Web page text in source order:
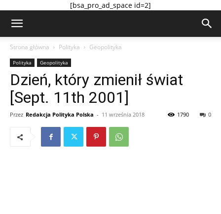
[bsa_pro_ad_space id=2]
Strona główna Polityka Geopolityka
Polityka Geopolityka
Dzień, który zmienił świat
[Sept. 11th 2001]
Przez Redakcja Polityka Polska - 11 września 2018 0
1790